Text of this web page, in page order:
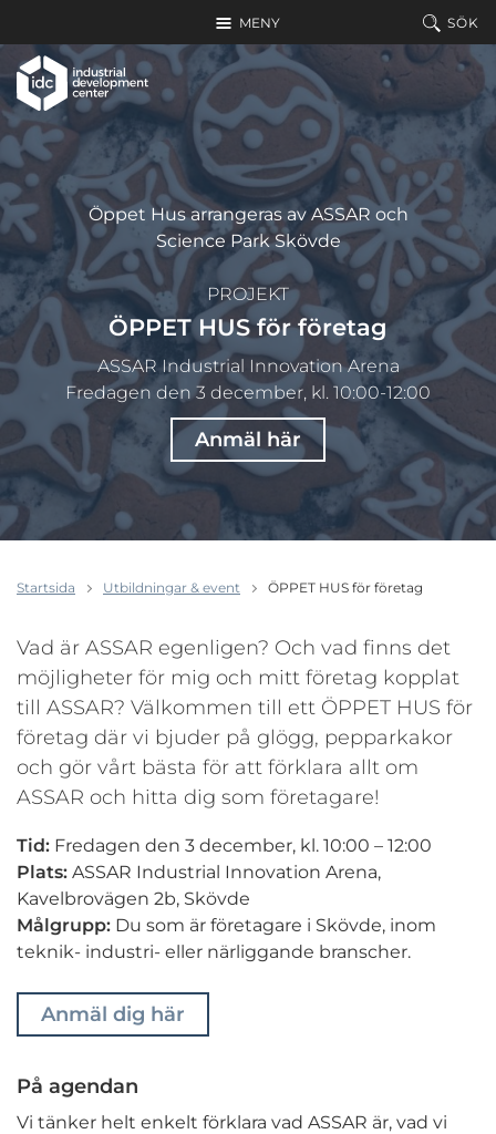
MENY SÖK
Öppet Hus arrangeras av ASSAR och
Science Park Skövde
PROJEKT
ÖPPET HUS för företag
ASSAR Industrial Innovation Arena
Fredagen den 3 december, kl. 10:00-12:00
Anmäl här
Startsida Utbildningar & event ÖPPET HUS för företag
Vad är ASSAR egenligen? Och vad finns det
möjligheter för mig och mitt företag kopplat
till ASSAR? Välkommen till ett ÖPPET HUS för
företag där vi bjuder på glögg, pepparkakor
och gör vårt bästa för att förklara allt om
ASSAR och hitta dig som företagare!
Tid: Fredagen den 3 december, kl. 10:00 – 12:00
Plats: ASSAR Industrial Innovation Arena,
Kavelbrovägen 2b, Skövde
Målgrupp: Du som är företagare i Skövde, inom
teknik- industri- eller närliggande branscher.
Anmäl dig här
På agendan
Vi tänker helt enkelt förklara vad ASSAR är, vad vi